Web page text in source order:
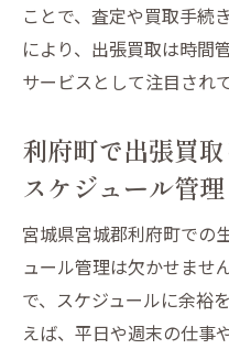
ことで、査定や買取手続
により、出張買取は時間
サービスとして注目され
利府町で出張買
スケジュール管理
宮城県宮城郡利府町での
ュール管理は欠かせませ
で、スケジュールに余裕
えば、平日や週末の仕事